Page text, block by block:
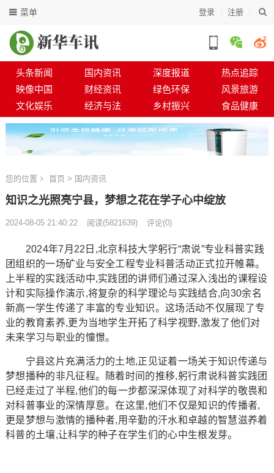
登录 注册
菜单
头条新闻 国内资讯 深度报道
热点追踪
映像中国
财经资讯 绿色环保
风景旅游
文化娱乐
经济与法 乡村振兴 食品健康
您的位置 首页 > 国内资讯
知识之光照亮宁县，梦想之花在学子心中绽放
2024-08-05 21:40:22 阅读(5821639) 评论(0)
2024年7月22日,北京科技大学躬行“肃说”专业科普实践
团组织的一场矿业与安全工程专业科普活动正式拉开帷幕。
上半程的实践活动中,实践团的讲师们通过深入浅出的课程设
计和实际操作演示,将复杂的科学理论与实践结合,向30余名
新高一学生传递了丰富的专业知识。这场活动不仅展现了专
业的教育素养,更为当地学生开拓了科学视野,激发了他们对
未来学习与职业的憧憬。
宁县这片充满活力的土地,正见证着一场关于知识传递与
梦想播种的非凡征程。随着时间的推移,躬行肃说科普实践团
已经走过了半程,他们的每一步都深深体现了对科学的敬畏和
对科普事业的深情厚意。在这里,他们不仅是知识的传播者,
更是梦想与激情的播种者,用辛勤的汗水和卓越的智慧滋养着
科普的土壤,让科学的种子在学生们的心中生根发芽。